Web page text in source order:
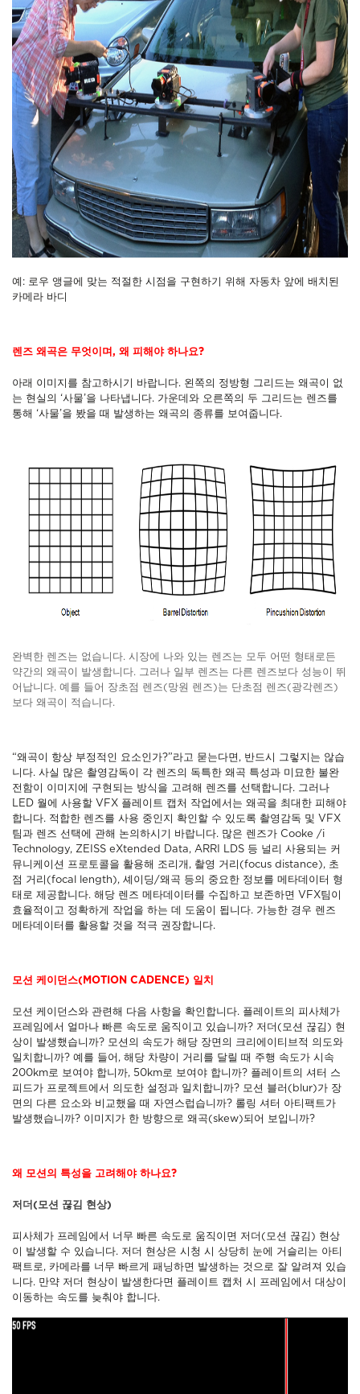
예: 로우 앵글에 맞는 적절한 시점을 구현하기 위해 자동차 앞에 배치된
카메라 바디
렌즈 왜곡은 무엇이며, 왜 피해야 하나요?
아래 이미지를 참고하시기 바랍니다. 왼쪽의 정방형 그리드는 왜곡이 없
는 현실의 ‘사물’을 나타냅니다. 가운데와 오른쪽의 두 그리드는 렌즈를
통해 ‘사물’을 봤을 때 발생하는 왜곡의 종류를 보여줍니다.
완벽한 렌즈는 없습니다. 시장에 나와 있는 렌즈는 모두 어떤 형태로든
약간의 왜곡이 발생합니다. 그러나 일부 렌즈는 다른 렌즈보다 성능이 뛰
어납니다. 예를 들어 장초점 렌즈(망원 렌즈)는 단초점 렌즈(광각렌즈)
보다 왜곡이 적습니다.
“왜곡이 항상 부정적인 요소인가?”라고 묻는다면, 반드시 그렇지는 않습
니다. 사실 많은 촬영감독이 각 렌즈의 독특한 왜곡 특성과 미묘한 불완
전함이 이미지에 구현되는 방식을 고려해 렌즈를 선택합니다. 그러나
LED 월에 사용할 VFX 플레이트 캡처 작업에서는 왜곡을 최대한 피해야
합니다. 적합한 렌즈를 사용 중인지 확인할 수 있도록 촬영감독 및 VFX
팀과 렌즈 선택에 관해 논의하시기 바랍니다. 많은 렌즈가 Cooke /i
Technology, ZEISS eXtended Data, ARRI LDS 등 널리 사용되는 커
뮤니케이션 프로토콜을 활용해 조리개, 촬영 거리(focus distance), 초
점 거리(focal length), 셰이딩/왜곡 등의 중요한 정보를 메타데이터 형
태로 제공합니다. 해당 렌즈 메타데이터를 수집하고 보존하면 VFX팀이
효율적이고 정확하게 작업을 하는 데 도움이 됩니다. 가능한 경우 렌즈
메타데이터를 활용할 것을 적극 권장합니다.
모션 케이던스(MOTION CADENCE) 일치
모션 케이던스와 관련해 다음 사항을 확인합니다. 플레이트의 피사체가
프레임에서 얼마나 빠른 속도로 움직이고 있습니까? 저더(모션 끊김) 현
상이 발생했습니까? 모션의 속도가 해당 장면의 크리에이티브적 의도와
일치합니까? 예를 들어, 해당 차량이 거리를 달릴 때 주행 속도가 시속
200km로 보여야 합니까, 50km로 보여야 합니까? 플레이트의 셔터 스
피드가 프로젝트에서 의도한 설정과 일치합니까? 모션 블러(blur)가 장
면의 다른 요소와 비교했을 때 자연스럽습니까? 롤링 셔터 아티팩트가
발생했습니까? 이미지가 한 방향으로 왜곡(skew)되어 보입니까?
왜 모션의 특성을 고려해야 하나요?
저더(모션 끊김 현상)
피사체가 프레임에서 너무 빠른 속도로 움직이면 저더(모션 끊김) 현상
이 발생할 수 있습니다. 저더 현상은 시청 시 상당히 눈에 거슬리는 아티
팩트로, 카메라를 너무 빠르게 패닝하면 발생하는 것으로 잘 알려져 있습
니다. 만약 저더 현상이 발생한다면 플레이트 캡처 시 프레임에서 대상이
이동하는 속도를 늦춰야 합니다.